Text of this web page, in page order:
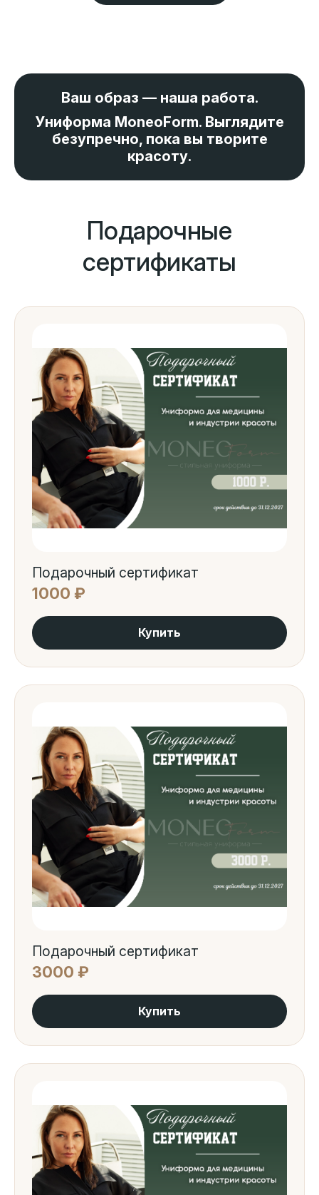
Ваш образ — наша работа.
Униформа MoneoForm. Выглядите
безупречно, пока вы творите
красоту.
Подарочные
сертификаты
Подарочный сертификат
1000 ₽
Купить
Подарочный сертификат
3000 ₽
Купить